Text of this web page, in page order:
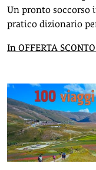
Un pronto soccorso
pratico dizionario
In OFFERTA